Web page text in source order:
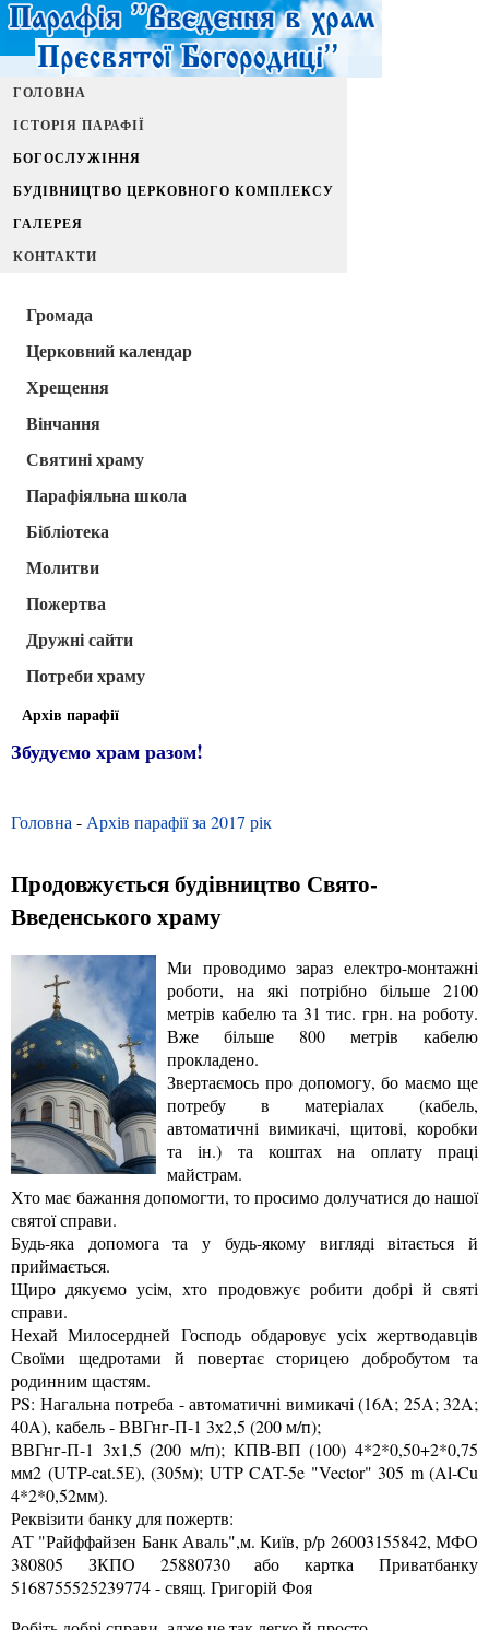
ГОЛОВНА
ІСТОРІЯ ПАРАФІЇ
БОГОСЛУЖІННЯ
БУДІВНИЦТВО ЦЕРКОВНОГО КОМПЛЕКСУ
ГАЛЕРЕЯ
КОНТАКТИ
Громада
Церковний календар
Хрещення
Вінчання
Святині храму
Парафіяльна школа
Бібліотека
Молитви
Пожертва
Дружні сайти
Потреби храму
Архів парафії
Збудуємо храм разом!
Головна - Архів парафії за 2017 рік
Продовжується будівництво Свято-
Введенського храму
Ми проводимо зараз електро-монтажні
роботи, на які потрібно більше 2100
метрів кабелю та 31 тис. грн. на роботу.
Вже більше 800 метрів кабелю
прокладено.
Звертаємось про допомогу, бо маємо ще
потребу в матеріалах (кабель,
автоматичні вимикачі, щитові, коробки
та ін.) та коштах на оплату праці
майстрам.
Хто має бажання допомогти, то просимо долучатися до нашої
святої справи.
Будь-яка допомога та у будь-якому вигляді вітається й
приймається.
Щиро дякуємо усім, хто продовжує робити добрі й святі
справи.
Нехай Милосердней Господь обдаровує усіх жертводавців
Своїми щедротами й повертає сторицею добробутом та
родинним щастям.
PS: Нагальна потреба - автоматичні вимикачі (16A; 25A; 32A;
40A), кабель - ВВГнг-П-1 3х2,5 (200 м/п);
ВВГнг-П-1 3х1,5 (200 м/п); КПВ-ВП (100) 4*2*0,50+2*0,75
мм2 (UTP-cat.5Е), (305м); UTP CAT-5e "Vector" 305 m (Al-Cu
4*2*0,52мм).
Реквізити банку для пожертв:
АТ "Райффайзен Банк Аваль",м. Київ, р/р 26003155842, МФО
380805 ЗКПО 25880730 або картка Приватбанку
5168755525239774 - свящ. Григорій Фоя